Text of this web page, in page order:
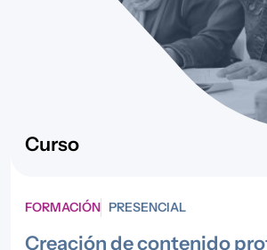
Curso
FORMACIÓN PRESENCIAL
Creación de contenido